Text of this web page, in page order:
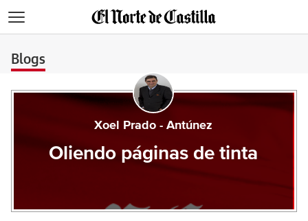
Blogs
Xoel Prado - Antúnez
Oliendo páginas de tinta